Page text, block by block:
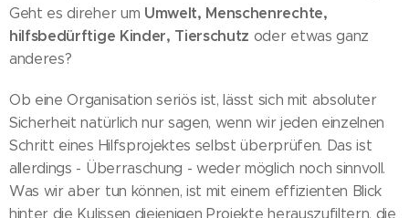
Geht es direher um Umwelt, Menschenrechte,
hilfsbedürftige Kinder, Tierschutz oder etwas ganz
anderes?
Ob eine Organisation seriös ist, lässt sich mit absoluter
Sicherheit natürlich nur sagen, wenn wir jeden einzelnen
Schritt eines Hilfsprojektes selbst überprüfen. Das ist
allerdings - Überraschung - weder möglich noch sinnvoll.
Was wir aber tun können, ist mit einem effizienten Blick
hinter die Kulissen diejenigen Projekte herauszufiltern, die